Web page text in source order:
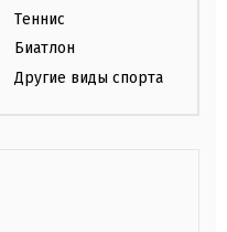
Теннис
Биатлон
Другие виды спорта